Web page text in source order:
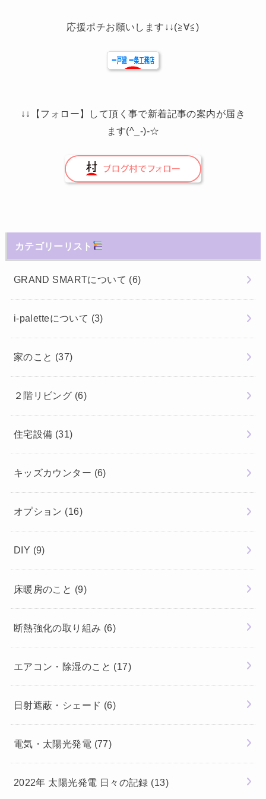
応援ポチお願いします↓↓(≧∀≦)
↓↓【フォロー】して頂く事で新着記事の案内が届き
ます(^_-)-☆
カテゴリーリスト
GRAND SMARTについて (6)
i-paletteについて (3)
家のこと (37)
２階リビング (6)
住宅設備 (31)
キッズカウンター (6)
オプション (16)
DIY (9)
床暖房のこと (9)
断熱強化の取り組み (6)
エアコン・除湿のこと (17)
日射遮蔽・シェード (6)
電気・太陽光発電 (77)
2022年 太陽光発電 日々の記録 (13)